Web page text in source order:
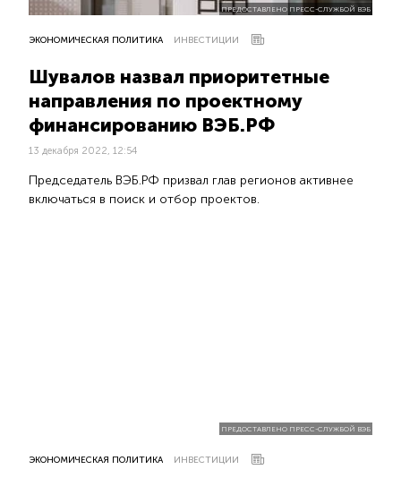
ПРЕДОСТАВЛЕНО ПРЕСС-СЛУЖБОЙ ВЭБ
ЭКОНОМИЧЕСКАЯ ПОЛИТИКА ИНВЕСТИЦИИ
Шувалов назвал приоритетные
направления по проектному
финансированию ВЭБ.РФ
13 декабря 2022, 12:54
Председатель ВЭБ.РФ призвал глав регионов активнее
включаться в поиск и отбор проектов.
ПРЕДОСТАВЛЕНО ПРЕСС-СЛУЖБОЙ ВЭБ
ЭКОНОМИЧЕСКАЯ ПОЛИТИКА ИНВЕСТИЦИИ